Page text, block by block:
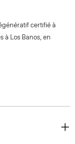
certifié à
à Los Banos, en